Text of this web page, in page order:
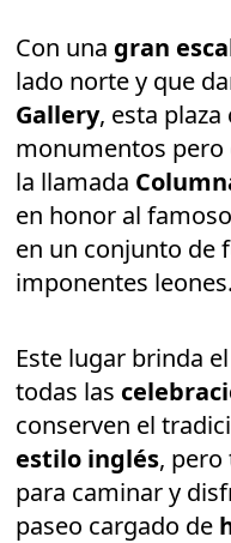
Con una gran
lado norte y que
Gallery, esta
monumentos pero
la llamada
en honor al
en un conjunto de
imponentes leones.
Este lugar brinda
todas las
conserven el
estilo inglés, pero
para caminar y
paseo cargado de